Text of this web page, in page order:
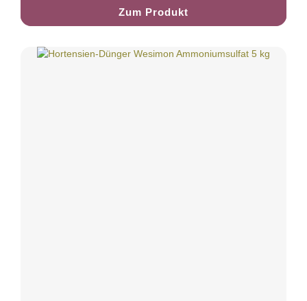
Zum Produkt